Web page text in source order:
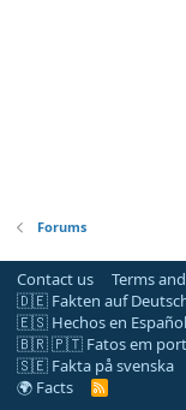
Forums
Contact us Terms
🇩🇪 Fakten auf
🇪🇸 Hechos en Español
🇧🇷 🇵🇹 Fatos em
🇸🇪 Fakta på svenska
🌍 Facts
R